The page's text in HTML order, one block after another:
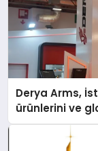
Derya Arms,
ürünlerini ve